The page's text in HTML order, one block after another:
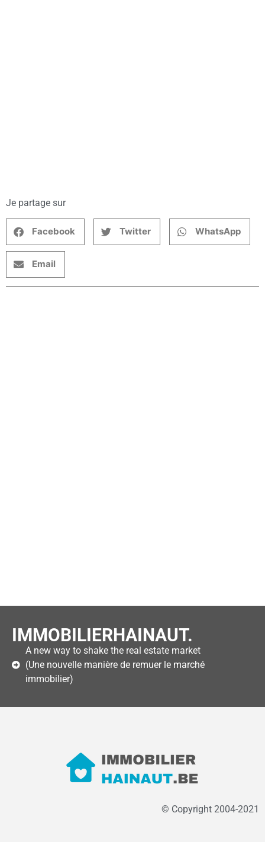
Je partage sur
Facebook Twitter WhatsApp
Email
IMMOBILIERHAINAUT.
A new way to shake the real estate market
(Une nouvelle manière de remuer le marché
immobilier)
© Copyright 2004-2021